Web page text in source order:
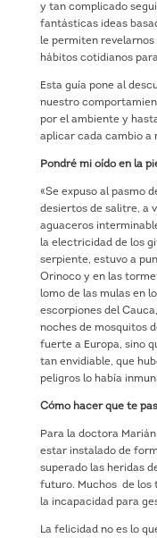
y tan complicado
fantásticas ideas
le permiten
hábitos cotidianos
Esta guía pone al
nuestro
por el ambiente y
aplicar cada cambio a
Pondré mi oído en la
«Se expuso al pasmo
desiertos de salitre, a
aguaceros
la electricidad de los
serpiente, estuvo a
Orinoco y en las
lomo de las mulas en
escorpiones del
noches de mosquitos
fuerte a Europa, sino
tan envidiable, que
peligros lo había
Cómo hacer que te
Para la doctora
estar instalado de
superado las heridas
futuro. Muchos de los
la incapacidad para
La felicidad no es lo